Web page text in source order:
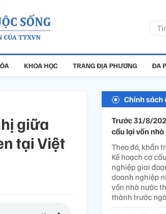
KHOA HỌC TRANG ĐỊA PHƯƠNG ĐA
giữa
tại Việt
Chính sách
Trước 31/8/
cấu lại vốn
Theo đó, khẩn
Kế hoạch cơ
nghiệp giai
doanh nghiệp
vốn nhà nước
thành trước